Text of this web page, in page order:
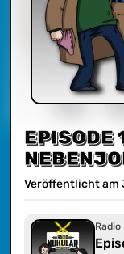
EPISODE
Veröffentlicht am